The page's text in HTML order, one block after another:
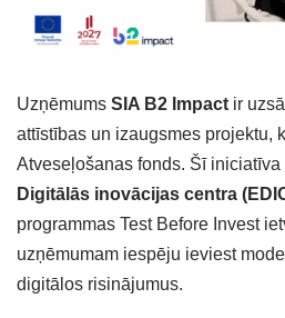
Uzņēmums SIA B2 Impact ir
attīstības un izaugsmes projektu,
Atveseļošanas fonds. Šī
Digitālās inovācijas centra
programmas Test Before Invest
uzņēmumam iespēju ieviest
digitālos risinājumus.